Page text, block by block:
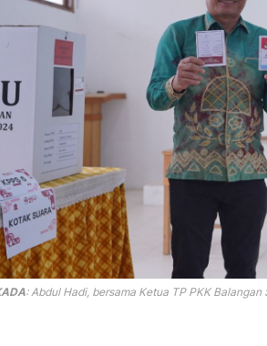
:Abdul Hadi, bersama Ketua TP PKK